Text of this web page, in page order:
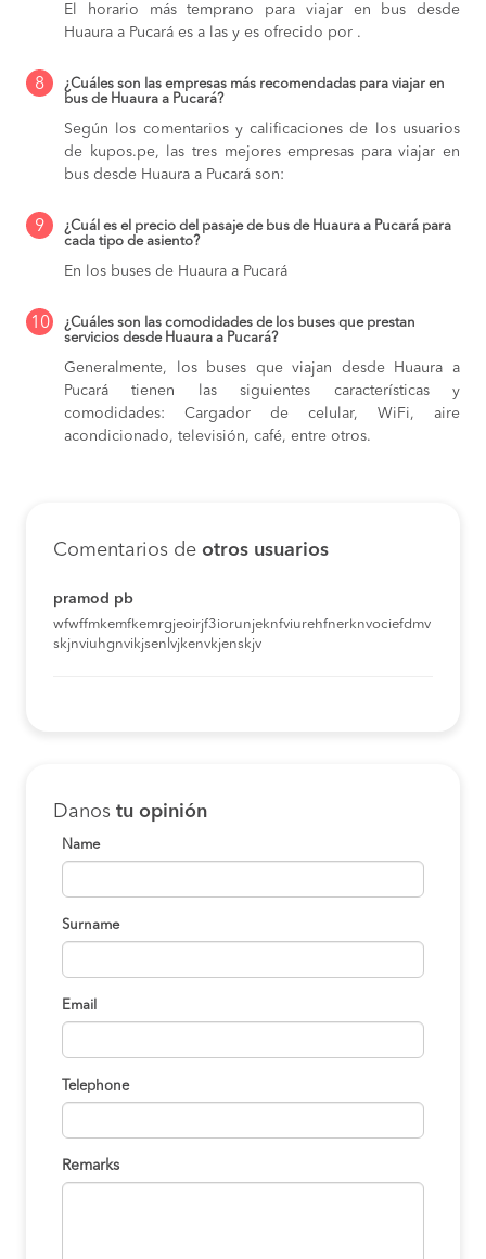
El horario más temprano para viajar en bus desde
Huaura a Pucará es a las y es ofrecido por .
8
¿Cuáles son las empresas más recomendadas para viajar en
bus de Huaura a Pucará?
Según los comentarios y calificaciones de los usuarios
de kupos.pe, las tres mejores empresas para viajar en
bus desde Huaura a Pucará son:
9
¿Cuál es el precio del pasaje de bus de Huaura a Pucará para
cada tipo de asiento?
En los buses de Huaura a Pucará
10
¿Cuáles son las comodidades de los buses que prestan
servicios desde Huaura a Pucará?
Generalmente, los buses que viajan desde Huaura a
Pucará tienen las siguientes características y
comodidades: Cargador de celular, WiFi, aire
acondicionado, televisión, café, entre otros.
Comentarios de otros usuarios
pramod pb
wfwffmkemfkemrgjeoirjf3iorunjeknfviurehfnerknvociefdmv
skjnviuhgnvikjsenlvjkenvkjenskjv
Danos tu opinión
Name
Surname
Email
Telephone
Remarks